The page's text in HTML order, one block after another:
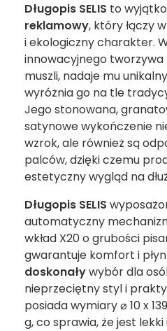
Długopis SELIS to
reklamowy, który łączy
i ekologiczny charakter.
innowacyjnego
muszli, nadaje mu
wyróżnia go na tle
Jego stonowana,
satynowe wykończenie
wzrok, ale również są
palców, dzięki czemu
estetyczny wygląd na
Długopis SELIS
automatyczny
wkład X20 o grubości
gwarantuje komfort i
doskonaływybór dla
nieprzeciętny styl i
posiada wymiary ⌀ 10 x
g, co sprawia, że jest lekki